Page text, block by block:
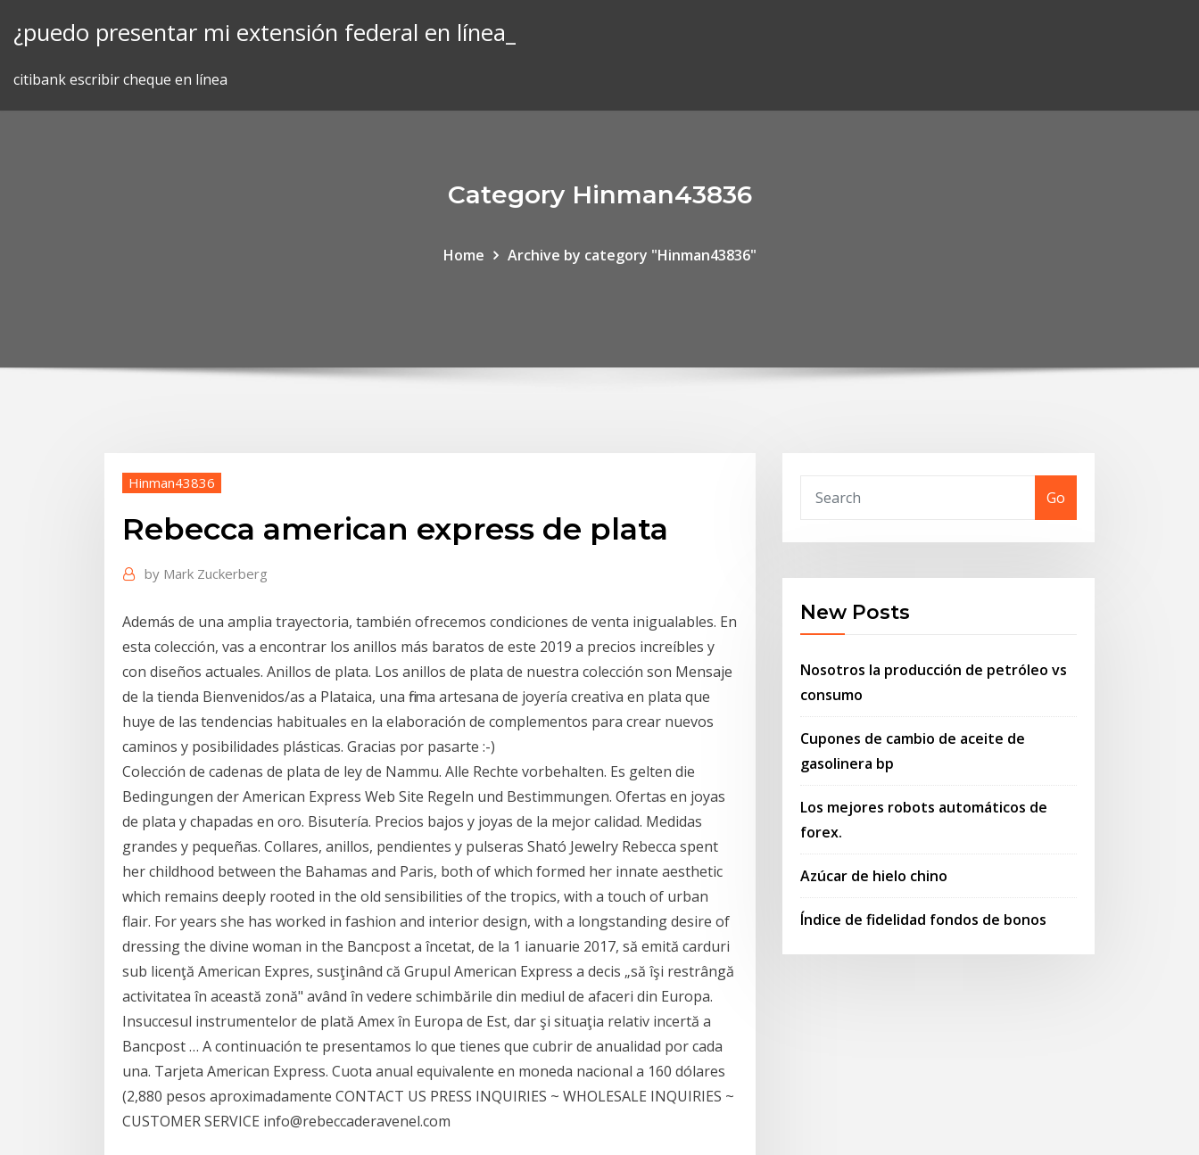
¿puedo presentar mi extensión federal en línea_
citibank escribir cheque en línea
Category Hinman43836
Home Archive by category "Hinman43836"
Hinman43836
Rebecca american express de plata
by Mark Zuckerberg
Además de una amplia trayectoria, también ofrecemos condiciones de venta inigualables. En
esta colección, vas a encontrar los anillos más baratos de este 2019 a precios increíbles y
con diseños actuales. Anillos de plata. Los anillos de plata de nuestra colección son Mensaje
de la tienda Bienvenidos/as a Plataica, una firma artesana de joyería creativa en plata que
huye de las tendencias habituales en la elaboración de complementos para crear nuevos
caminos y posibilidades plásticas. Gracias por pasarte :-)
Colección de cadenas de plata de ley de Nammu. Alle Rechte vorbehalten. Es gelten die
Bedingungen der American Express Web Site Regeln und Bestimmungen. Ofertas en joyas
de plata y chapadas en oro. Bisutería. Precios bajos y joyas de la mejor calidad. Medidas
grandes y pequeñas. Collares, anillos, pendientes y pulseras Sható Jewelry Rebecca spent
her childhood between the Bahamas and Paris, both of which formed her innate aesthetic
which remains deeply rooted in the old sensibilities of the tropics, with a touch of urban
flair. For years she has worked in fashion and interior design, with a longstanding desire of
dressing the divine woman in the Bancpost a încetat, de la 1 ianuarie 2017, să emită carduri
sub licenţă American Expres, susţinând că Grupul American Express a decis „să îşi restrângă
activitatea în această zonă" având în vedere schimbările din mediul de afaceri din Europa.
Insuccesul instrumentelor de plată Amex în Europa de Est, dar şi situaţia relativ incertă a
Bancpost … A continuación te presentamos lo que tienes que cubrir de anualidad por cada
una. Tarjeta American Express. Cuota anual equivalente en moneda nacional a 160 dólares
(2,880 pesos aproximadamente CONTACT US PRESS INQUIRIES ~ WHOLESALE INQUIRIES ~
CUSTOMER SERVICE info@rebeccaderavenel.com
Go
New Posts
Nosotros la producción de petróleo vs
consumo
Cupones de cambio de aceite de
gasolinera bp
Los mejores robots automáticos de
forex.
Azúcar de hielo chino
Índice de fidelidad fondos de bonos